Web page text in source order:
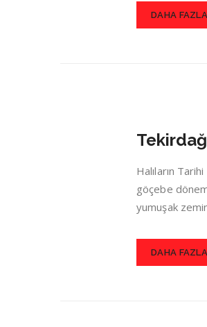
DAHA
Tekirdağ
Halıların
göçebe
yumuşak
DAHA